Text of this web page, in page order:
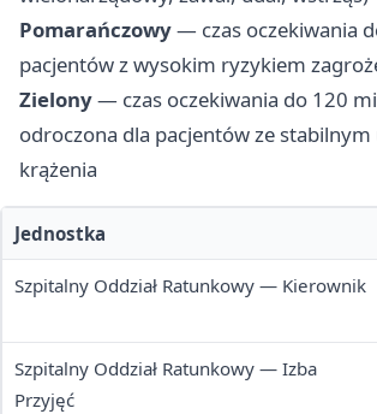
Pomarańczowy— czas oczekiwania
pacjentów z wysokim ryzykiem
Zielony— czas oczekiwania do 120
odroczona dla pacjentów ze stabilnym
krążenia
Jednostka
Szpitalny Oddział Ratunkowy — Kierownik
Szpitalny Oddział Ratunkowy — Izba
Przyjęć